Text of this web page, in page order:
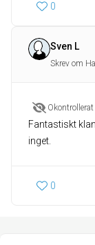
0
Sven L
Skrev om
Fantastiskt
inget.
0